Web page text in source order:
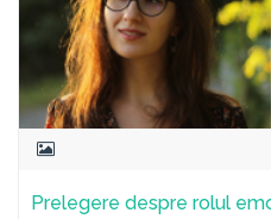
Prelegere despre rolul